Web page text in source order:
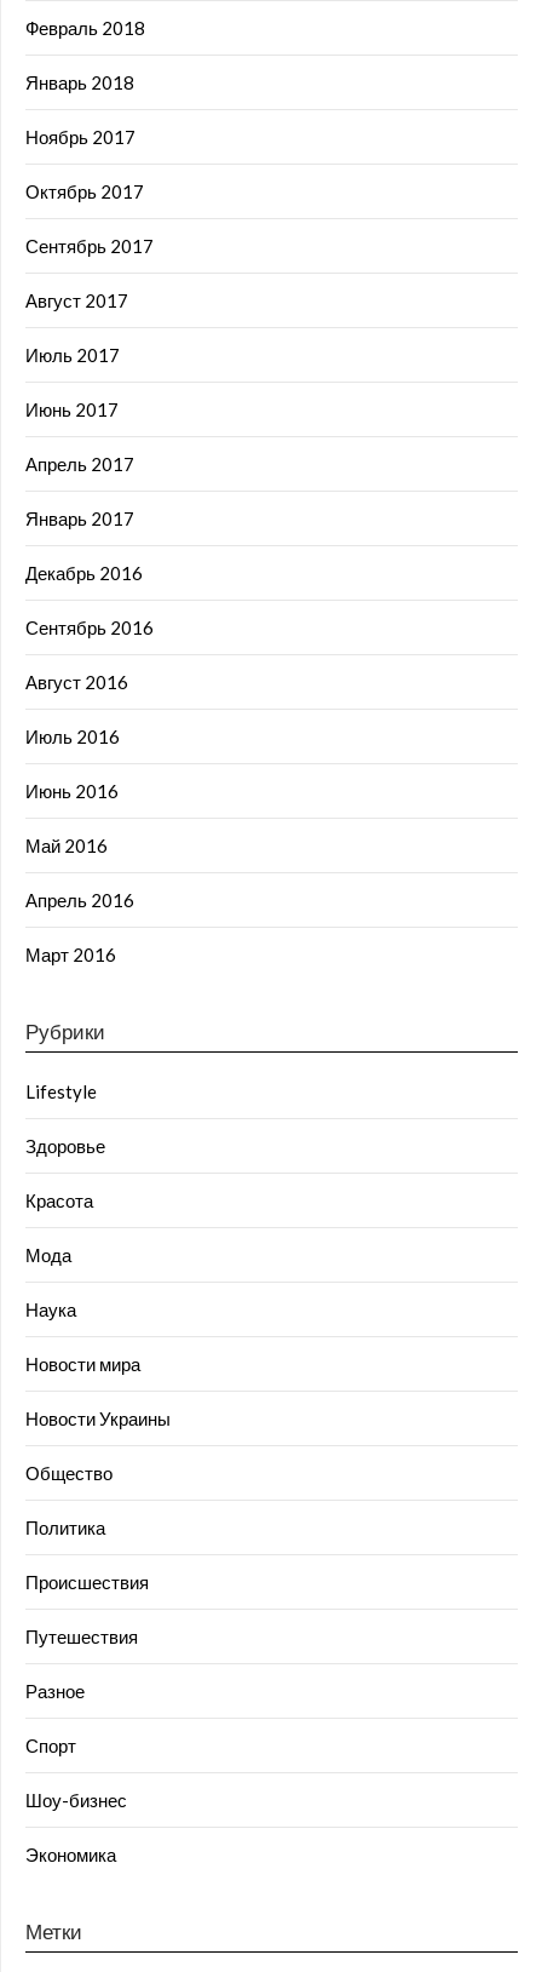
Февраль 2018
Январь 2018
Ноябрь 2017
Октябрь 2017
Сентябрь 2017
Август 2017
Июль 2017
Июнь 2017
Апрель 2017
Январь 2017
Декабрь 2016
Сентябрь 2016
Август 2016
Июль 2016
Июнь 2016
Май 2016
Апрель 2016
Март 2016
Рубрики
Lifestyle
Здоровье
Красота
Мода
Наука
Новости мира
Новости Украины
Общество
Политика
Происшествия
Путешествия
Разное
Спорт
Шоу-бизнес
Экономика
Метки